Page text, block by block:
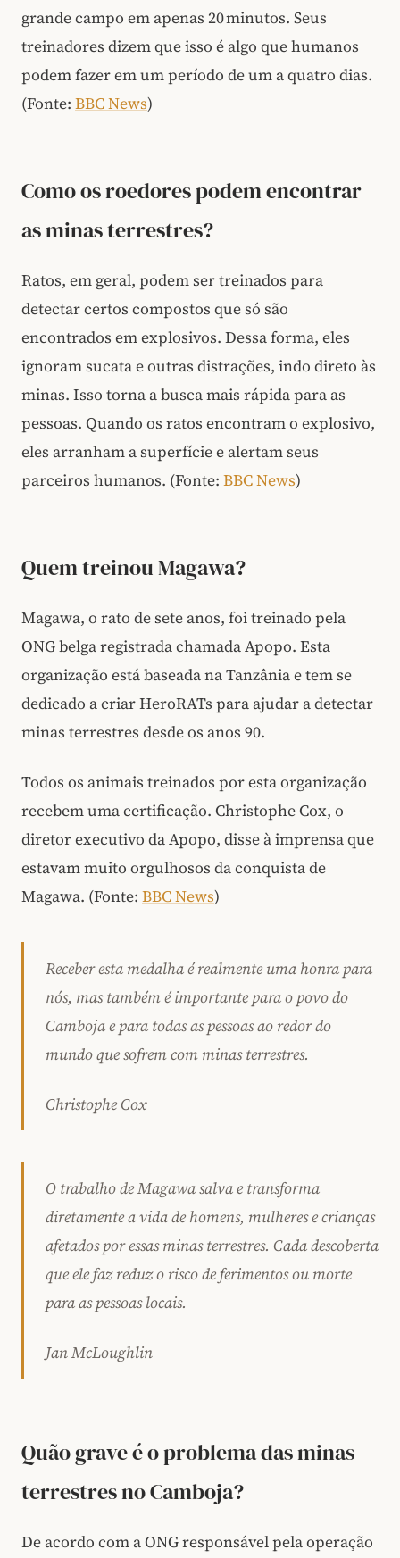
grande campo em apenas 20 minutos. Seus
treinadores dizem que isso é algo que humanos
podem fazer em um período de um a quatro dias.
(Fonte: BBC News)
Como os roedores podem encontrar
as minas terrestres?
Ratos, em geral, podem ser treinados para
detectar certos compostos que só são
encontrados em explosivos. Dessa forma, eles
ignoram sucata e outras distrações, indo direto às
minas. Isso torna a busca mais rápida para as
pessoas. Quando os ratos encontram o explosivo,
eles arranham a superfície e alertam seus
parceiros humanos. (Fonte: BBC News)
Quem treinou Magawa?
Magawa, o rato de sete anos, foi treinado pela
ONG belga registrada chamada Apopo. Esta
organização está baseada na Tanzânia e tem se
dedicado a criar HeroRATs para ajudar a detectar
minas terrestres desde os anos 90.
Todos os animais treinados por esta organização
recebem uma certificação. Christophe Cox, o
diretor executivo da Apopo, disse à imprensa que
estavam muito orgulhosos da conquista de
Magawa. (Fonte: BBC News)
Receber esta medalha é realmente uma honra para
nós, mas também é importante para o povo do
Camboja e para todas as pessoas ao redor do
mundo que sofrem com minas terrestres.
Christophe Cox
O trabalho de Magawa salva e transforma
diretamente a vida de homens, mulheres e crianças
afetados por essas minas terrestres. Cada descoberta
que ele faz reduz o risco de ferimentos ou morte
para as pessoas locais.
Jan McLoughlin
Quão grave é o problema das minas
terrestres no Camboja?
De acordo com a ONG responsável pela operação